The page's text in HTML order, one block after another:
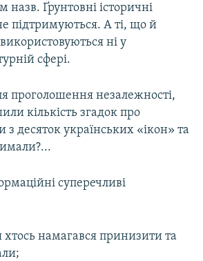
Ґрунтовні історичні
підтримуються. А ті, що й
ні у
сфері.
проголошення незалежності,
кількість згадок про
десяток українських «ікон» та
суперечливі
намагався принизити та